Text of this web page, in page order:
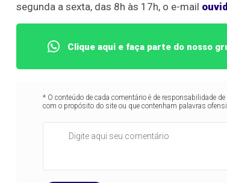
segunda a sexta, das 8h às 17h, o e-mail
Clique aqui e faça parte do nosso
* O conteúdo de cada comentário é de responsabilidade
com o propósito do site ou que contenham palavras